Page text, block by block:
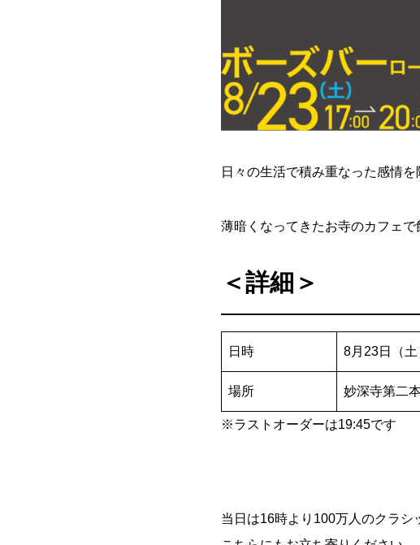
日々の生活で積み重なった感情を
薄暗くなってきたお寺のカフェ
＜詳細＞
日時 8月23日（
場所 妙深寺第二
※ラストオーダーは19:45です
当日は16時より100万人のクラシ